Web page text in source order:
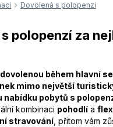
Dovolená s polopenzí
polopenzí za
dovolenou během hlavní
mimo největší
nabídku pobytů s
kombinaci pohodlí a
stravování , přitom vám